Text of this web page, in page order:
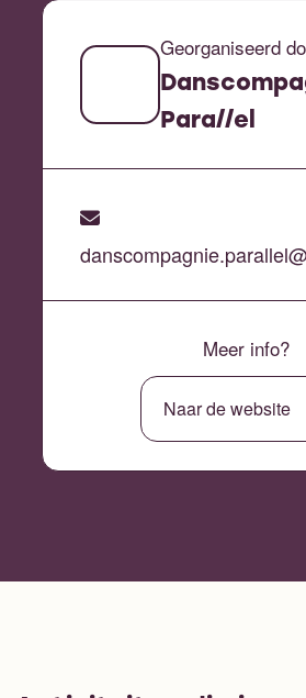
Georganiseerd
Para//el
Meer info?
Naar de website